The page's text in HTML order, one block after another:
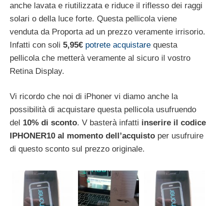
anche lavata e riutilizzata e riduce il riflesso dei raggi
solari o della luce forte. Questa pellicola viene
venduta da Proporta ad un prezzo veramente irrisorio.
Infatti con soli 5,95€ potrete acquistare questa
pellicola che metterà veramente al sicuro il vostro
Retina Display.
Vi ricordo che noi di iPhoner vi diamo anche la
possibilità di acquistare questa pellicola usufruendo
del 10% di sconto. V basterà infatti inserire il codice
IPHONER10 al momento dell’acquisto per usufruire
di questo sconto sul prezzo originale.